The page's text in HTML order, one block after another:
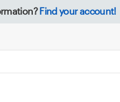
Find your account!